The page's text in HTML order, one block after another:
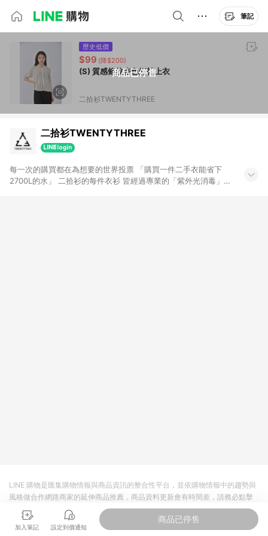
筆記
商品已停售
歷史低價
$99 (降$200)
(S) 質感條紋杏色短袖上衣
二拾衫TWENTYTHREE
二拾衫TWENTYTHREE
每一次的購買都在為想要的世界投票 「購買一件二手衣能省下
2700L的水」 二拾衫的每件衣衫 皆經過專業的「紫外光消毒」、
加入筆記 設定到價通知
商品已停售
LINE 購物是匯集購物情報與商品資訊的整合性平台，並依購物情報中的趨勢與
風格做合作網路商家的延伸商品推薦，商品資料更新會有時間差，請務必點擊
商品至各合作網路商家，確認現售價與購物條件，一切資訊以合作廠商網頁為
準。